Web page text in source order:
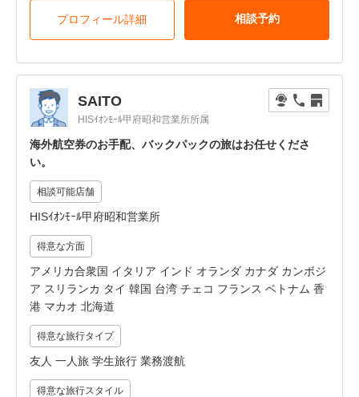
プロフィール詳細 相談予約
SAITO
HISｲｵﾝﾓｰﾙ甲府昭和営業所所属
海外航空券のお手配、バックパックの旅はお任せくださ
い。
相談可能店舗
HISｲｵﾝﾓｰﾙ甲府昭和営業所
得意な方面
アメリカ合衆国 イタリア インド オランダ カナダ カンボジ
ア スリランカ タイ 韓国 台湾 チェコ フランス ベトナム 香
港 マカオ 北海道
得意な旅行タイプ
友人 一人旅 学生旅行 業務渡航
得意な旅行スタイル